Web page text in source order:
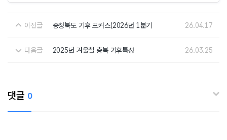
이전글 충청북도 기후 포커스(2026년 1분기 26.04.17
다음글 2025년 겨울철 충북 기후특성 26.03.25
댓글 0